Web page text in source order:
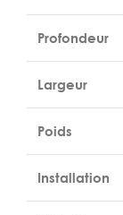
Profondeur
Largeur
Poids
Installation